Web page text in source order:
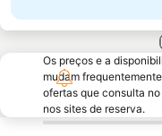
Os preços e a
mudam
ofertas que consulta
nos sites de reserva.